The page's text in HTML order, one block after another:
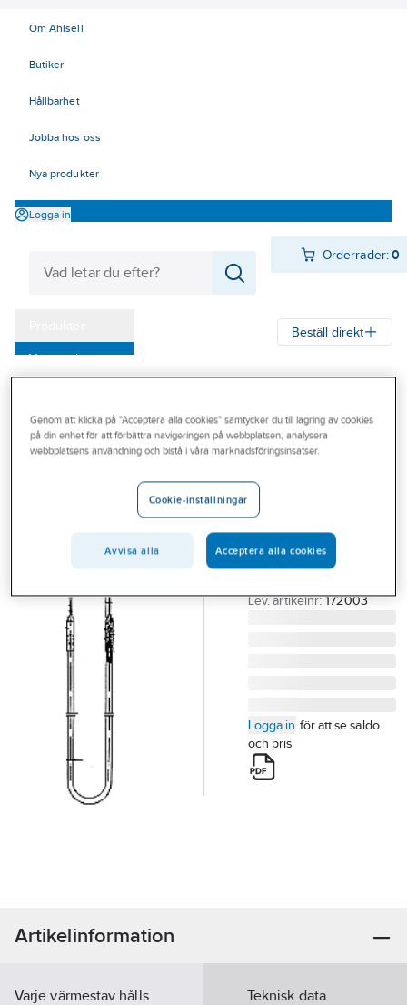
Om Ahlsell
Butiker
Hållbarhet
Jobba hos oss
Nya produkter
Logga in
Orderrader:0
Varumärken
Outlet
Branscher
Beställ direkt
ECO MODINE
EP/EVS
ECO VÄRMESTAV
EP300
Lev. artikelnr: 172003
Logga in för att se saldo
och pris
Artikelinformation
Varje värmestav hålls
Teknisk data
Genom att klicka på "Acceptera alla cookies" samtycker du till lagring av cookies
på din enhet för att förbättra navigeringen på webbplatsen, analysera
webbplatsens användning och bistå i våra marknadsföringsinsatser.
Cookie-inställningar
Avvisa alla Acceptera alla cookies